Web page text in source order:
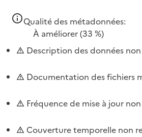
Qualité des métadonnées:
À améliorer(33 %)
Description des données
Documentation des fichiers
Fréquence de mise à jour
Couverture temporelle non